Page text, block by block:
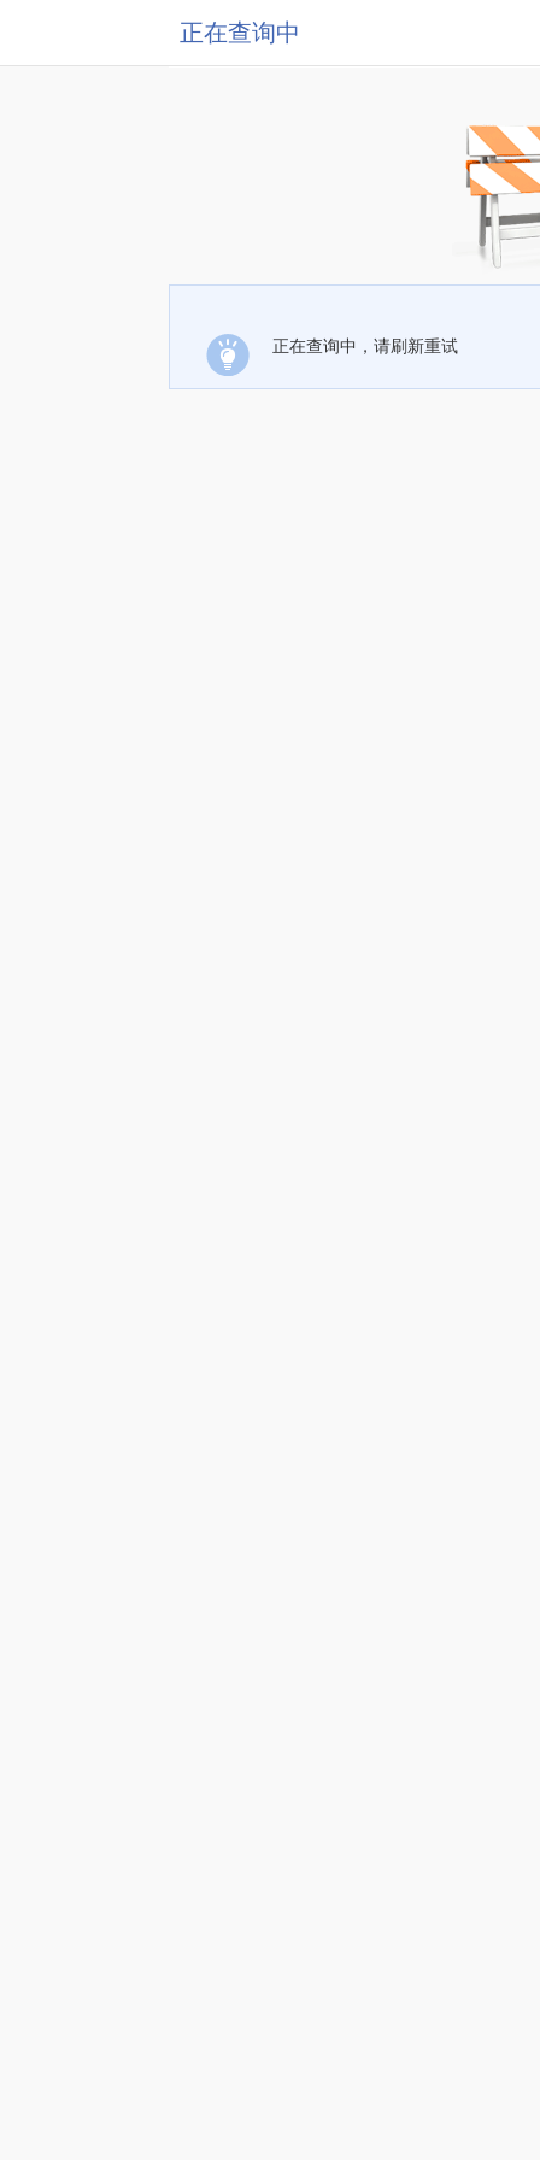
正在查询中
正在查询中，请刷新重试